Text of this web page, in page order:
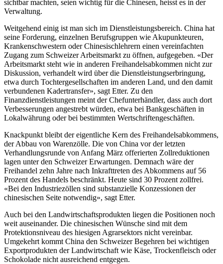
sichtbar machten, seien wichtig für die Chinesen, heisst es in der
Verwaltung.
Weitgehend einig ist man sich im Dienstleistungsbereich. China hat
seine Forderung, einzelnen Berufsgruppen wie Akupunkteuren,
Krankenschwestern oder Chinesischlehrern einen vereinfachten
Zugang zum Schweizer Arbeitsmarkt zu öffnen, aufgegeben. «Der
Arbeitsmarkt steht wie in anderen Freihandelsabkommen nicht zur
Diskussion, verhandelt wird über die Dienstleistungserbringung,
etwa durch Tochtergesellschaften im anderen Land, und den damit
verbundenen Kadertransfer», sagt Etter. Zu den
Finanzdienstleistungen meint der Chefunterhändler, dass auch dort
Verbesserungen angestrebt würden, etwa bei Bankgeschäften in
Lokalwährung oder bei bestimmten Wertschriftengeschäften.
Knackpunkt bleibt der eigentliche Kern des Freihandelsabkommens,
der Abbau von Warenzölle. Die von China vor der letzten
Verhandlungsrunde von Anfang März offerierten Zollreduktionen
lagen unter den Schweizer Erwartungen. Demnach wäre der
Freihandel zehn Jahre nach Inkrafttreten des Abkommens auf 56
Prozent des Handels beschränkt. Heute sind 30 Prozent zollfrei.
«Bei den Industriezöllen sind substanzielle Konzessionen der
chinesischen Seite notwendig», sagt Etter.
Auch bei den Landwirtschaftsprodukten liegen die Positionen noch
weit auseinander. Die chinesischen Wünsche sind mit dem
Protektionsniveau des hiesigen Agrarsektors nicht vereinbar.
Umgekehrt kommt China den Schweizer Begehren bei wichtigen
Exportprodukten der Landwirtschaft wie Käse, Trockenfleisch oder
Schokolade nicht ausreichend entgegen.